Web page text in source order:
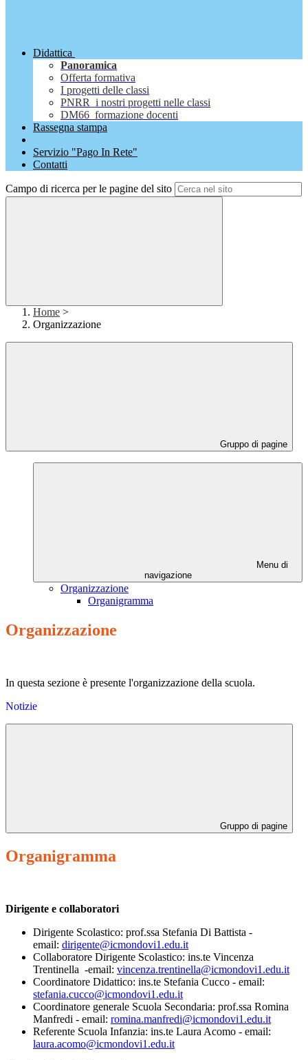
Didattica
Panoramica
Offerta formativa
I progetti delle classi
PNRR_i nostri progetti nelle classi
DM66_formazione docenti
Rassegna stampa
Servizio "Pago In Rete"
Contatti
Campo di ricerca per le pagine del sito
Home >
Organizzazione
Gruppo di pagine
Menu di
navigazione
Organizzazione
Organigramma
Organizzazione
In questa sezione è presente l'organizzazione della scuola.
Notizie
Gruppo di pagine
Organigramma
Dirigente e collaboratori
Dirigente Scolastico: prof.ssa Stefania Di Battista -
email: dirigente@icmondovi1.edu.it
Collaboratore Dirigente Scolastico: ins.te Vincenza
Trentinella -email: vincenza.trentinella@icmondovi1.edu.it
Coordinatore Didattico: ins.te Stefania Cucco - email:
stefania.cucco@icmondovi1.edu.it
Coordinatore generale Scuola Secondaria: prof.ssa Romina
Manfredi - email: romina.manfredi@icmondovi1.edu.it
Referente Scuola Infanzia: ins.te Laura Acomo - email:
laura.acomo@icmondovi1.edu.it